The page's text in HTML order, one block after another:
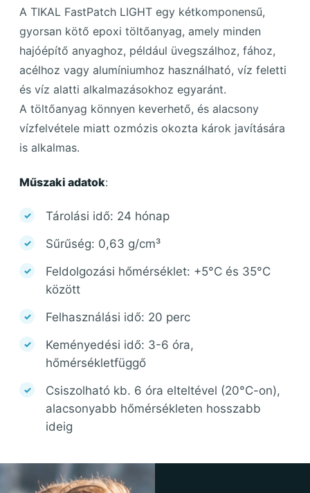
A TIKAL FastPatch LIGHT egy kétkomponensű,
gyorsan kötő epoxi töltőanyag, amely minden
hajóépítő anyaghoz, például üvegszálhoz, fához,
acélhoz vagy alumíniumhoz használható, víz feletti
és víz alatti alkalmazásokhoz egyaránt.
A töltőanyag könnyen keverhető, és alacsony
vízfelvétele miatt ozmózis okozta károk javítására
is alkalmas.
Műszaki adatok:
Tárolási idő: 24 hónap
Sűrűség: 0,63 g/cm³
Feldolgozási hőmérséklet: +5°C és 35°C
között
Felhasználási idő: 20 perc
Keményedési idő: 3-6 óra,
hőmérsékletfüggő
Csiszolható kb. 6 óra elteltével (20°C-on),
alacsonyabb hőmérsékleten hosszabb
ideig